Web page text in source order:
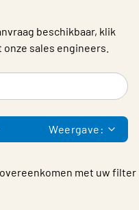
beschikbaar, klik
sales engineers.
Weergave:
met uw filter